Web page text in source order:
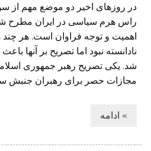
در روزهای اخیر دو موضع مهم از
راس هرم سیاسی در ایران مطرح
اهمیت و توجه فراوان است. هر چند
نادانسته نبود اما تصریح بر آنها
شد. یکی تصریح رهبر جمهوری
مجازات حصر برای رهبران جنبش
» ادامه